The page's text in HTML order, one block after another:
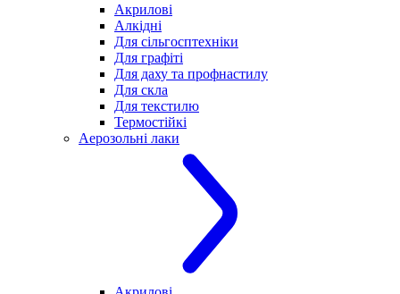
Акрилові
Алкідні
Для cільгосптехніки
Для графіті
Для даху та профнастилу
Для скла
Для текстилю
Термостійкі
Аерозольні лаки